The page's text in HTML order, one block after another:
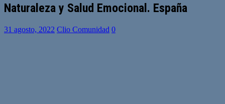
Naturaleza y Salud Emocional. España
31 agosto, 2022 Clio Comunidad 0